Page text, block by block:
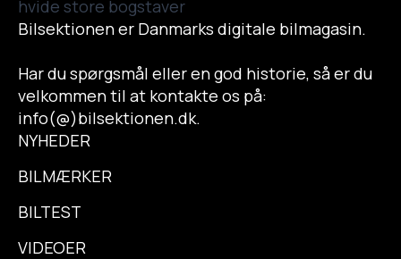
Bilsektionen er Danmarks digitale bilmagasin.
Har du spørgsmål eller en god historie, så er du
velkommen til at kontakte os på:
info(@)bilsektionen.dk.
NYHEDER
BILMÆRKER
BILTEST
VIDEOER